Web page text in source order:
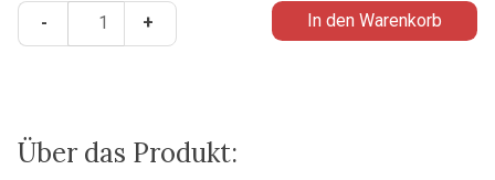
-
Heiligenkreuzer
Jahr
+ In den Warenkorb
Über das Produkt: